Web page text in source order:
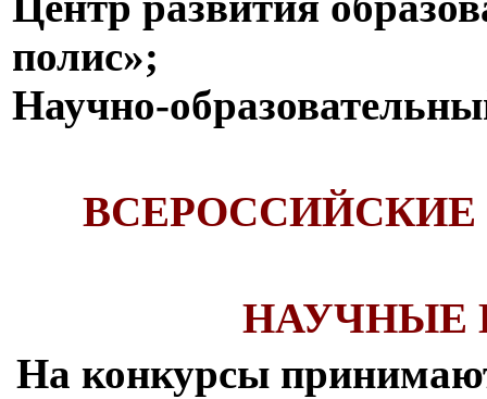
полис»;
Научно-
НАУЧНЫЕ
На конкурсы